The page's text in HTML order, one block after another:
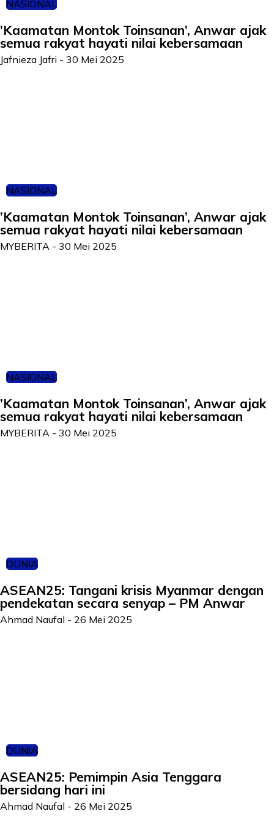
NASIONAL
’Kaamatan Montok Toinsanan’, Anwar ajak
semua rakyat hayati nilai kebersamaan
Jafnieza Jafri - 30 Mei 2025
NASIONAL
’Kaamatan Montok Toinsanan’, Anwar ajak
semua rakyat hayati nilai kebersamaan
MYBERITA - 30 Mei 2025
NASIONAL
’Kaamatan Montok Toinsanan’, Anwar ajak
semua rakyat hayati nilai kebersamaan
MYBERITA - 30 Mei 2025
DUNIA
ASEAN25: Tangani krisis Myanmar dengan
pendekatan secara senyap – PM Anwar
Ahmad Naufal - 26 Mei 2025
DUNIA
ASEAN25: Pemimpin Asia Tenggara
bersidang hari ini
Ahmad Naufal - 26 Mei 2025